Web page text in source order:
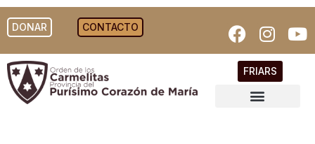
DONAR CONTACTO
FRIARS